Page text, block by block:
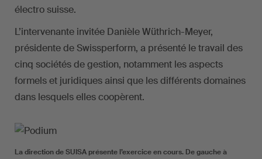
électro suisse.
L’intervenante invitée Danièle Wüthrich-Meyer,
présidente de Swissperform, a présenté le travail des
cinq sociétés de gestion, notamment les aspects
formels et juridiques ainsi que les différents domaines
dans lesquels elles coopèrent.
La direction de SUISA présente l’exercice en cours. De gauche à